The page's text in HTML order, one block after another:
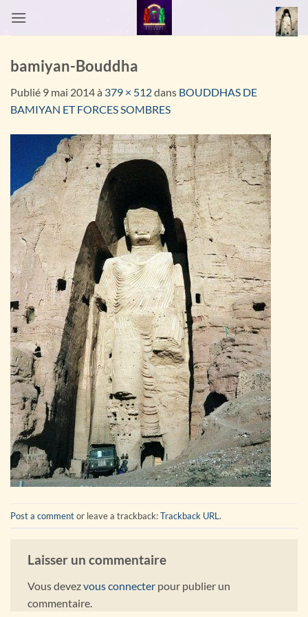
bamiyan-Bouddha
Publié 9 mai 2014à 379 × 512dans BOUDDHAS DE
BAMIYAN ET FORCES SOMBRES
Post a commentor leave a trackback:Trackback URL.
Laisser un commentaire
Vous devezvous connecter pour publier un
commentaire.